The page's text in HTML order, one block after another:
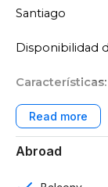
Santiago
Disponibilidad
Características:
Edificaciones
3 rooms
Abroad